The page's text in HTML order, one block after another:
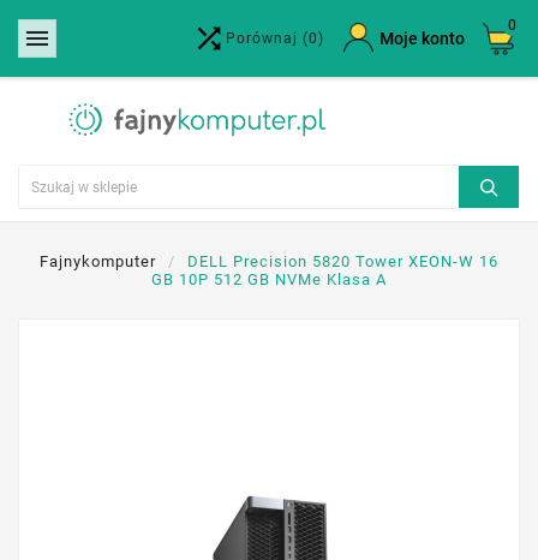
  Porównaj (0) Moje konto
0
Fajnykomputer
DELL Precision 5820 Tower XEON-W 16
GB 10P 512 GB NVMe Klasa A
Utwórz listę życzeń ×
Nazwa listy życzeń
Anuluj Utwórz listę życzeń